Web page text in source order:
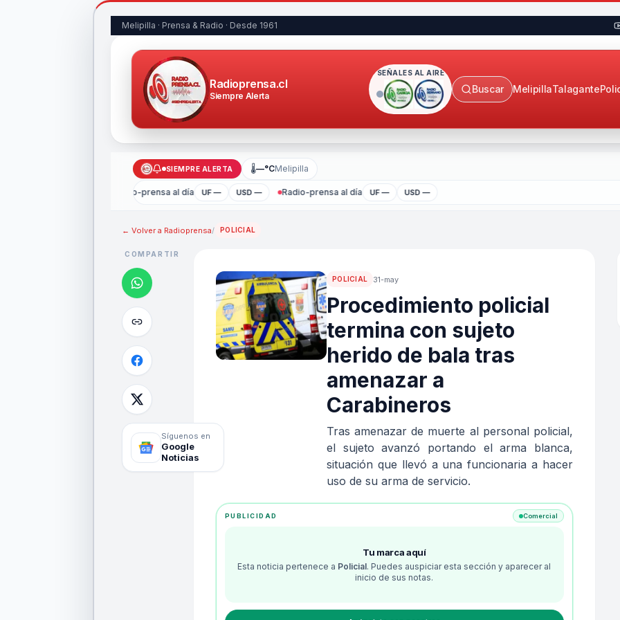
Melipilla · Prensa & Radio · Desde 1961
Radioprensa.cl
Siempre Alerta
SEÑALES AL AIRE
Buscar MelipillaTalagante
SIEMPRE ALERTA 🌡—°CMelipilla
Radio-prensa al día UF — USD — Radio-prensa al día UF — USD —
← Volver a Radioprensa/ POLICIAL
COMPARTIR
Síguenos en
Google
Noticias
POLICIAL 31-may
Procedimiento policial
termina con sujeto
herido de bala tras
amenazar a
Carabineros
Tras amenazar de muerte al personal policial,
el sujeto avanzó portando el arma blanca,
situación que llevó a una funcionaria a hacer
uso de su arma de servicio.
PUBLICIDAD Comercial
Tu marca aquí
Esta noticia pertenece a Policial. Puedes auspiciar esta sección y aparecer al
inicio de sus notas.